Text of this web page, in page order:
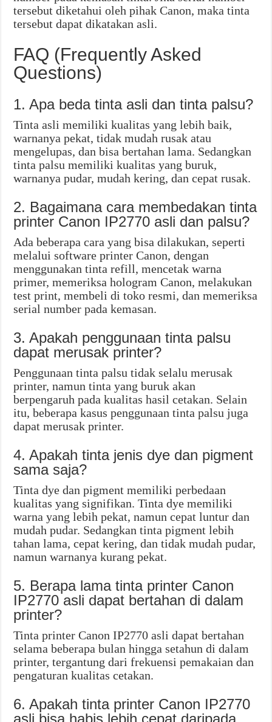
tersebut diketahui oleh pihak Canon, maka tinta
tersebut dapat dikatakan asli.
FAQ (Frequently Asked
Questions)
1. Apa beda tinta asli dan tinta palsu?
Tinta asli memiliki kualitas yang lebih baik,
warnanya pekat, tidak mudah rusak atau
mengelupas, dan bisa bertahan lama. Sedangkan
tinta palsu memiliki kualitas yang buruk,
warnanya pudar, mudah kering, dan cepat rusak.
2. Bagaimana cara membedakan tinta
printer Canon IP2770 asli dan palsu?
Ada beberapa cara yang bisa dilakukan, seperti
melalui software printer Canon, dengan
menggunakan tinta refill, mencetak warna
primer, memeriksa hologram Canon, melakukan
test print, membeli di toko resmi, dan memeriksa
serial number pada kemasan.
3. Apakah penggunaan tinta palsu
dapat merusak printer?
Penggunaan tinta palsu tidak selalu merusak
printer, namun tinta yang buruk akan
berpengaruh pada kualitas hasil cetakan. Selain
itu, beberapa kasus penggunaan tinta palsu juga
dapat merusak printer.
4. Apakah tinta jenis dye dan pigment
sama saja?
Tinta dye dan pigment memiliki perbedaan
kualitas yang signifikan. Tinta dye memiliki
warna yang lebih pekat, namun cepat luntur dan
mudah pudar. Sedangkan tinta pigment lebih
tahan lama, cepat kering, dan tidak mudah pudar,
namun warnanya kurang pekat.
5. Berapa lama tinta printer Canon
IP2770 asli dapat bertahan di dalam
printer?
Tinta printer Canon IP2770 asli dapat bertahan
selama beberapa bulan hingga setahun di dalam
printer, tergantung dari frekuensi pemakaian dan
pengaturan kualitas cetakan.
6. Apakah tinta printer Canon IP2770